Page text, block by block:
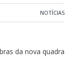
NOTÍCIAS
da nova quadra